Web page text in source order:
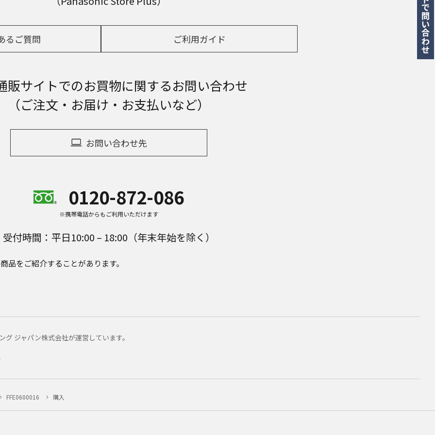
るご質問 ご利用ガイド
販サイトでのお買物に関するお問い合わせ
（ご注文・お届け・お支払いなど）
お問い合わせ先
0120-872-086
※携帯電話からもご利用いただけます
受付時間：平日10:00 – 18:00（年末年始を除く）
品をご紹介することがあります。
ジャパン株式会社が運営しています。
FFE0600016 購入